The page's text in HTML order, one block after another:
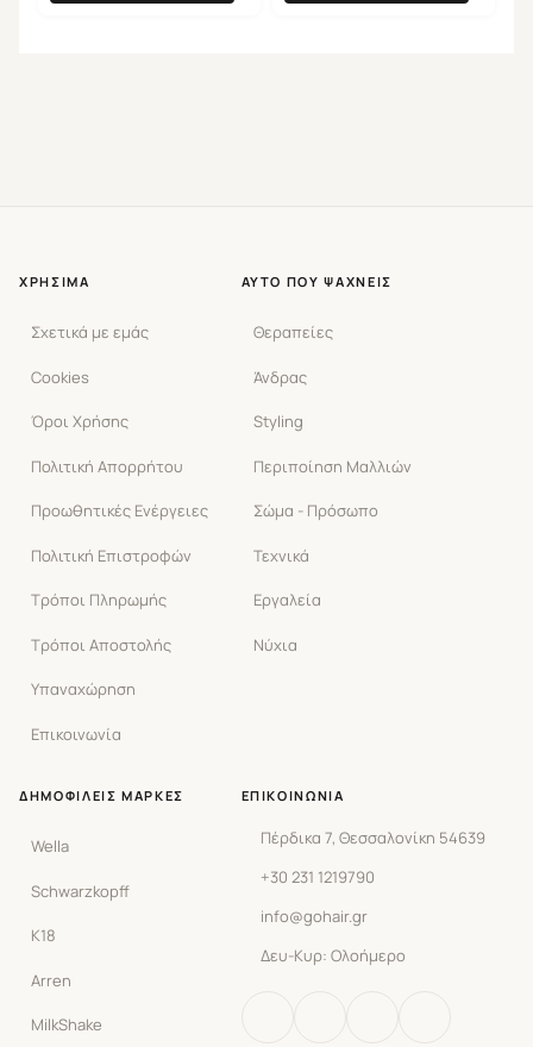
ΧΡΉΣΙΜΑ
Σχετικά με εμάς
Cookies
Όροι Χρήσης
Πολιτική Απορρήτου
Προωθητικές Ενέργειες
Πολιτική Επιστροφών
Τρόποι Πληρωμής
Τρόποι Αποστολής
Υπαναχώρηση
Επικοινωνία
ΑΥΤΌ ΠΟΥ ΨΆΧΝΕΙΣ
Θεραπείες
Άνδρας
Styling
Περιποίηση Μαλλιών
Σώμα - Πρόσωπο
Τεχνικά
Εργαλεία
Νύχια
ΔΗΜΟΦΙΛΕΊΣ ΜΆΡΚΕΣ
Wella
Schwarzkopff
K18
Arren
MilkShake
ΕΠΙΚΟΙΝΩΝΊΑ
Πέρδικα 7, Θεσσαλονίκη 54639
+30 231 1219790
info@gohair.gr
Δευ-Κυρ: Ολοήμερο